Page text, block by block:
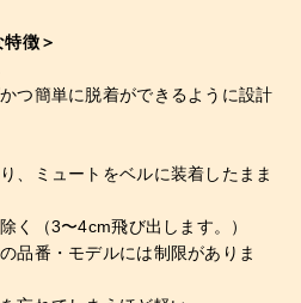
徴＞
つ簡単に脱着ができるように設計
、ミュートをベルに装着したまま
（3〜4cm飛び出します。）
番・モデルには制限がありま